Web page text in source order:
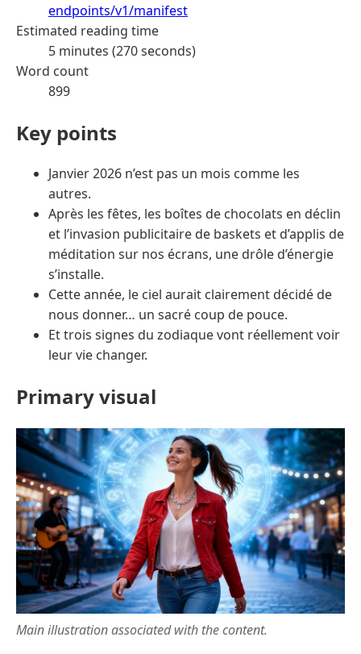
endpoints/v1/manifest
Estimated reading time
5 minutes (270 seconds)
Word count
899
Key points
Janvier 2026 n’est pas un mois comme les
autres.
Après les fêtes, les boîtes de chocolats en déclin
et l’invasion publicitaire de baskets et d’applis de
méditation sur nos écrans, une drôle d’énergie
s’installe.
Cette année, le ciel aurait clairement décidé de
nous donner… un sacré coup de pouce.
Et trois signes du zodiaque vont réellement voir
leur vie changer.
Primary visual
Main illustration associated with the content.